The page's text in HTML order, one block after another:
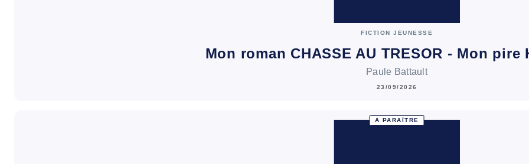
FICTION JEUNESSE
Mon roman CHASSE AU TRESOR - Mon
Paule Battault
23/09/2026
À PARAÎTRE